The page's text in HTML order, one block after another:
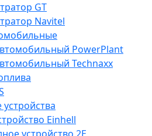
GT
Navitel
PowerPlant
Technaxx
Einhell